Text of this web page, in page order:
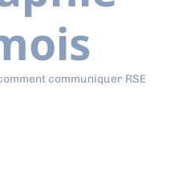
communiquer RSE